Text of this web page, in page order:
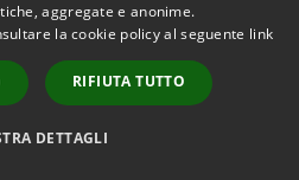
aggregate e anonime.
la cookie policy al seguente link
RIFIUTA TUTTO
DETTAGLI